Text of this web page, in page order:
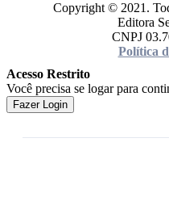
Copyright © 2021.
Editora
CNPJ
Política
Acesso Restrito
Você precisa se logar para
Fazer Login